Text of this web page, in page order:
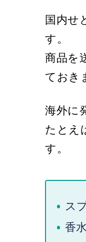
国内せ
す。
商品を
ておき
海外に
たとえ
す。
ス
香水